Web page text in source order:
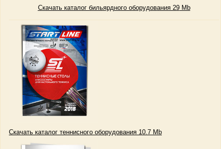
Скачать каталог бильярдного оборудования 29Mb
Скачать каталог теннисного оборудования 10.7 Mb